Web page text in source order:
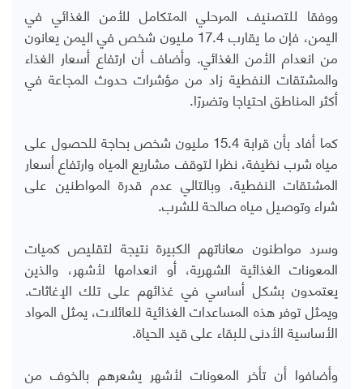
ووفقا للتصنيف المرحلي المتكامل للأمن الغذائي في
اليمن، فإن ما يقارب 17.4 مليون شخص في اليمن يعانون
من انعدام الأمن الغذائي. وأضاف أن ارتفاع أسعار الغذاء
والمشتقات النفطية زاد من مؤشرات حدوث المجاعة في
أكثر المناطق احتياجا وتضررًا.
كما أفاد بأن قرابة 15.4 مليون شخص بحاجة للحصول على
مياه شرب نظيفة، نظرا لتوقف مشاريع المياه وارتفاع أسعار
المشتقات النفطية، وبالتالي عدم قدرة المواطنين على
شراء وتوصيل مياه صالحة للشرب.
وسرد مواطنون معاناتهم الكبيرة نتيجة لتقليص كميات
المعونات الغذائية الشهرية، أو انعدامها لأشهر، والذين
يعتمدون بشكل أساسي في غذائهم على تلك الإغاثات.
ويمثل توفر هذه المساعدات الغذائية للعائلات، يمثل المواد
الأساسية الأدنى للبقاء على قيد الحياة.
وأضافوا أن تأخر المعونات لأشهر يشعرهم بالخوف من